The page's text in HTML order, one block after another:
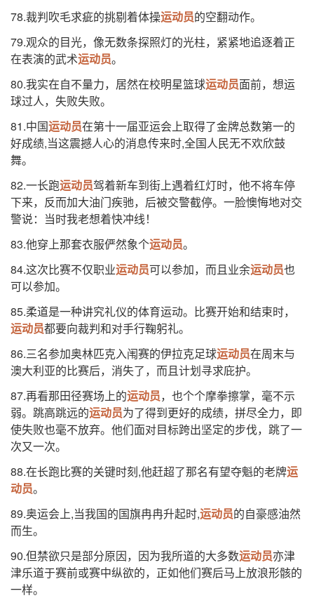
78.裁判吹毛求疵的挑剔着体操运动员的空翻动作。
79.观众的目光，像无数条探照灯的光柱，紧紧地追逐着正
在表演的武术运动员。
80.我实在自不量力，居然在校明星篮球运动员面前，想运
球过人，失败失败。
81.中国运动员在第十一届亚运会上取得了金牌总数第一的
好成绩,当这震撼人心的消息传来时,全国人民无不欢欣鼓
舞。
82.一长跑运动员驾着新车到街上遇着红灯时，他不将车停
下来，反而加大油门疾驰，后被交警截停。一脸懊悔地对交
警说：当时我老想着快冲线！
83.他穿上那套衣服俨然象个运动员。
84.这次比赛不仅职业运动员可以参加，而且业余运动员也
可以参加。
85.柔道是一种讲究礼仪的体育运动。比赛开始和结束时，
运动员都要向裁判和对手行鞠躬礼。
86.三名参加奥林匹克入闱赛的伊拉克足球运动员在周末与
澳大利亚的比赛后，消失了，而且计划寻求庇护。
87.再看那田径赛场上的运动员，也个个摩拳擦掌，毫不示
弱。跳高跳远的运动员为了得到更好的成绩，拼尽全力，即
使失败也毫不放弃。他们面对目标跨出坚定的步伐，跳了一
次又一次。
88.在长跑比赛的关键时刻,他赶超了那名有望夺魁的老牌运
动员。
89.奥运会上,当我国的国旗冉冉升起时,运动员的自豪感油然
而生。
90.但禁欲只是部分原因，因为我所道的大多数运动员亦津
津乐道于赛前或赛中纵欲的，正如他们赛后马上放浪形骸的
一样。